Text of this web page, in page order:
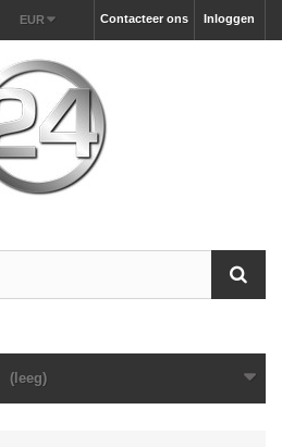
Inloggen
Contacteer ons
EUR
(leeg)